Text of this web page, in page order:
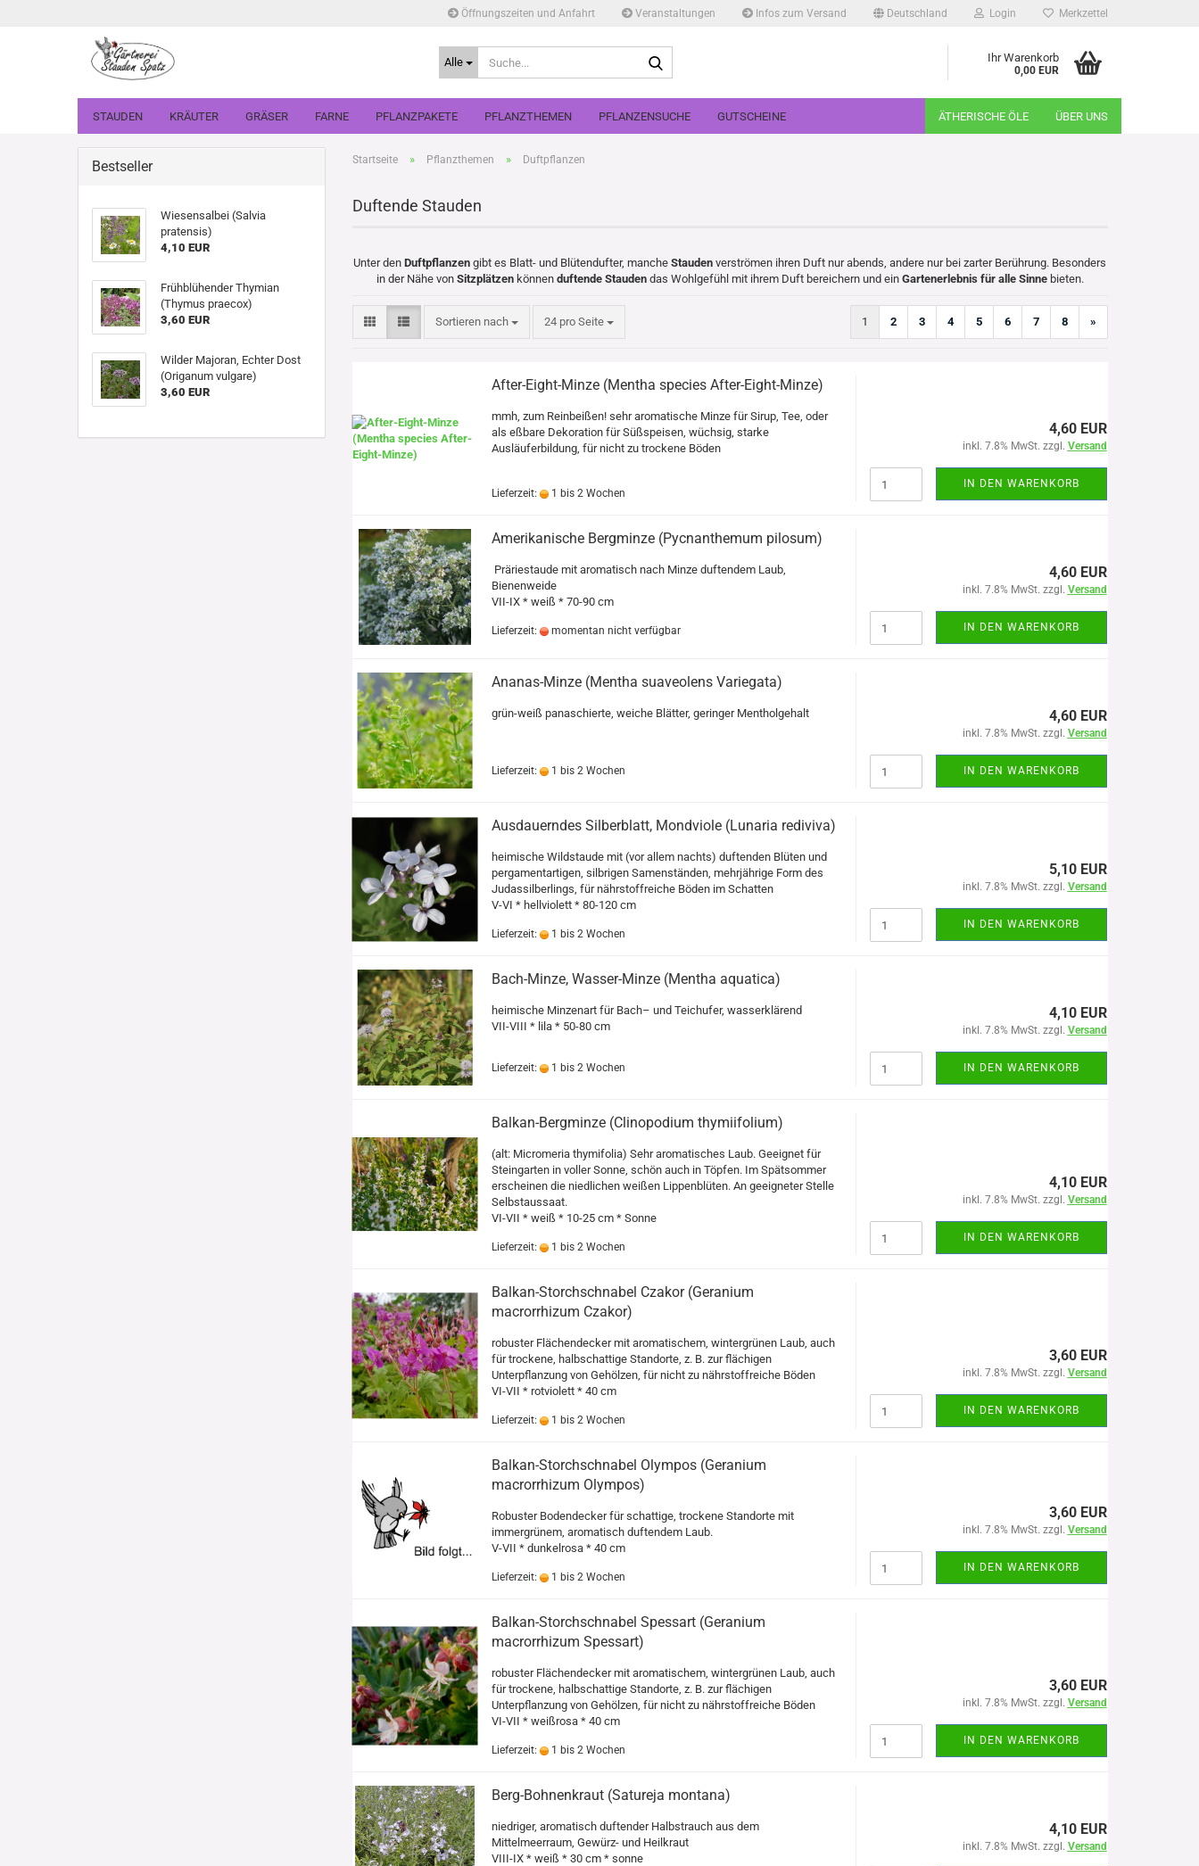
Öffnungszeiten und Anfahrt Veranstaltungen Infos zum Versand Deutschland Login Merkzettel
Alle Ihr Warenkorb
0,00 EUR
STAUDEN KRÄUTER GRÄSER FARNE PFLANZPAKETE PFLANZTHEMEN PFLANZENSUCHE GUTSCHEINE ÄTHERISCHE ÖLE ÜBER UNS
Startseite » Pflanzthemen » Duftpflanzen
Duftende Stauden
Unter denDuftpflanzen gibt es Blatt- und Blütendufter, mancheStauden verströmen ihren Duft nur abends, andere nur bei zarter Berührung. Besonders
in der Nähe von Sitzplätzenkönnen duftende Staudendas Wohlgefühl mit ihrem Duft bereichern und ein Gartenerlebnis für alle Sinnebieten.
Sortieren nach
Sortieren nach 24 pro Seite
pro Seite 1 2 3 4 5 6 7 8 »
After-Eight-Minze (Mentha species After-Eight-Minze)
mmh, zum Reinbeißen! sehr aromatische Minze für Sirup, Tee, oder
als eßbare Dekoration für Süßspeisen, wüchsig, starke
Ausläuferbildung, für nicht zu trockene Böden
Lieferzeit: 1 bis 2 Wochen
4,60 EUR
inkl. 7.8% MwSt. zzgl. Versand
IN DEN WARENKORB
Amerikanische Bergminze (Pycnanthemum pilosum)
Präriestaude mit aromatisch nach Minze duftendem Laub,
Bienenweide
VII-IX * weiß * 70-90 cm
Lieferzeit: momentan nicht verfügbar
4,60 EUR
inkl. 7.8% MwSt. zzgl. Versand
IN DEN WARENKORB
Ananas-Minze (Mentha suaveolens Variegata)
grün-weiß panaschierte, weiche Blätter, geringer Mentholgehalt
Lieferzeit: 1 bis 2 Wochen
4,60 EUR
inkl. 7.8% MwSt. zzgl. Versand
IN DEN WARENKORB
Ausdauerndes Silberblatt, Mondviole (Lunaria rediviva)
heimische Wildstaude mit (vor allem nachts) duftenden Blüten und
pergamentartigen, silbrigen Samenständen, mehrjährige Form des
Judassilberlings, für nährstoffreiche Böden im Schatten
V-VI * hellviolett * 80-120 cm
Lieferzeit: 1 bis 2 Wochen
5,10 EUR
inkl. 7.8% MwSt. zzgl. Versand
IN DEN WARENKORB
Bach-Minze, Wasser-Minze (Mentha aquatica)
heimische Minzenart für Bach– und Teichufer, wasserklärend
VII-VIII * lila * 50-80 cm
Lieferzeit: 1 bis 2 Wochen
4,10 EUR
inkl. 7.8% MwSt. zzgl. Versand
IN DEN WARENKORB
Balkan-Bergminze (Clinopodium thymiifolium)
(alt: Micromeria thymifolia) Sehr aromatisches Laub. Geeignet für
Steingarten in voller Sonne, schön auch in Töpfen. Im Spätsommer
erscheinen die niedlichen weißen Lippenblüten. An geeigneter Stelle
Selbstaussaat.
VI-VII * weiß * 10-25 cm * Sonne
Lieferzeit: 1 bis 2 Wochen
4,10 EUR
inkl. 7.8% MwSt. zzgl. Versand
IN DEN WARENKORB
Balkan-Storchschnabel Czakor (Geranium
macrorrhizum Czakor)
robuster Flächendecker mit aromatischem, wintergrünen Laub, auch
für trockene, halbschattige Standorte, z. B. zur flächigen
Unterpflanzung von Gehölzen, für nicht zu nährstoffreiche Böden
VI-VII * rotviolett * 40 cm
Lieferzeit: 1 bis 2 Wochen
3,60 EUR
inkl. 7.8% MwSt. zzgl. Versand
IN DEN WARENKORB
Balkan-Storchschnabel Olympos (Geranium
macrorrhizum Olympos)
Robuster Bodendecker für schattige, trockene Standorte mit
immergrünem, aromatisch duftendem Laub.
V-VII * dunkelrosa * 40 cm
Lieferzeit: 1 bis 2 Wochen
3,60 EUR
inkl. 7.8% MwSt. zzgl. Versand
IN DEN WARENKORB
Balkan-Storchschnabel Spessart (Geranium
macrorrhizum Spessart)
robuster Flächendecker mit aromatischem, wintergrünen Laub, auch
für trockene, halbschattige Standorte, z. B. zur flächigen
Unterpflanzung von Gehölzen, für nicht zu nährstoffreiche Böden
VI-VII * weißrosa * 40 cm
Lieferzeit: 1 bis 2 Wochen
3,60 EUR
inkl. 7.8% MwSt. zzgl. Versand
IN DEN WARENKORB
Berg-Bohnenkraut (Satureja montana)
niedriger, aromatisch duftender Halbstrauch aus dem
Mittelmeerraum, Gewürz- und Heilkraut
VIII-IX * weiß * 30 cm * sonne
4,10 EUR
inkl. 7.8% MwSt. zzgl. Versand
Bestseller
Wiesensalbei (Salvia
pratensis)
4,10 EUR
Frühblühender Thymian
(Thymus praecox)
3,60 EUR
Wilder Majoran, Echter Dost
(Origanum vulgare)
3,60 EUR